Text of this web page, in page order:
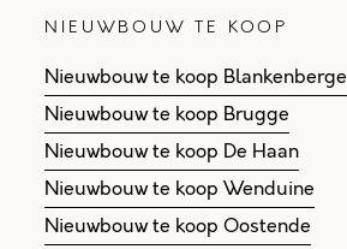
NIEUWBOUW TE KOOP
Nieuwbouw te koop Blankenberge
Nieuwbouw te koop Brugge
Nieuwbouw te koop De Haan
Nieuwbouw te koop Wenduine
Nieuwbouw te koop Oostende